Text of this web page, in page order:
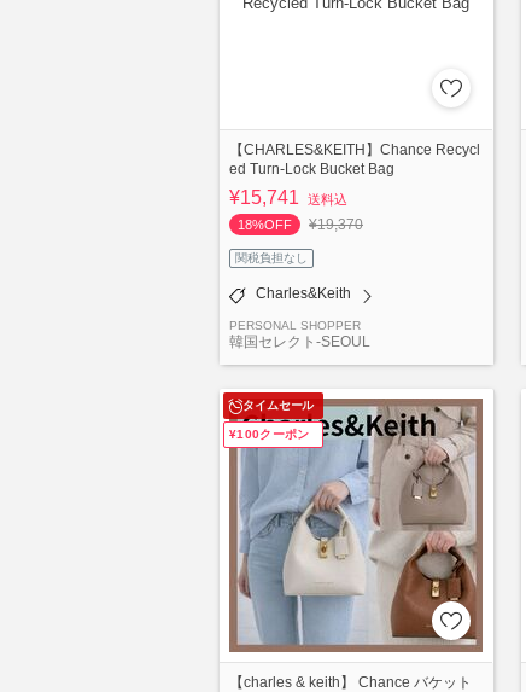
【CHARLES&KEITH】Chance Recycl
ed Turn-Lock Bucket Bag
¥15,741
送料込
18%OFF
¥19,370
関税負担なし
Charles&Keith
PERSONAL SHOPPER
韓国セレクト-SEOUL
タイムセール
¥100クーポン
【charles & keith】 Chance バケット